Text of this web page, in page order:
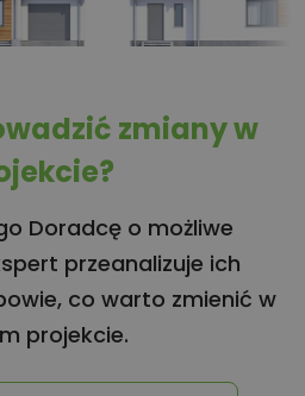
zmiany w
Doradcę o możliwe
przeanalizuje ich
co warto zmienić w
projekcie.